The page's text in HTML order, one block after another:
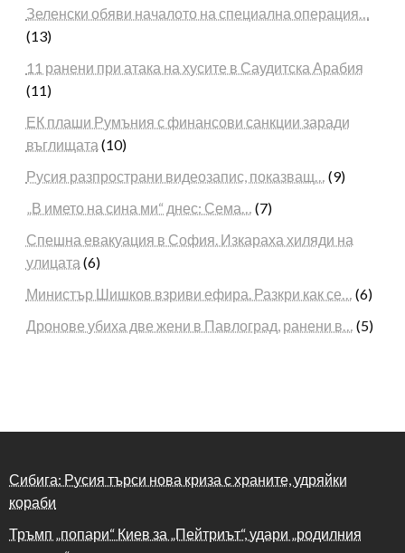
Зеленски обяви началото на специална операция…
(13)
11 ранени при атака на хусите в Саудитска Арабия
(11)
ЕК плаши Румъния с финансови санкции заради
въглищата (10)
Русия разпространи видеозапис, показващ… (9)
„В името на сина ми“ днес: Сема… (7)
Спешна евакуация в София. Изкараха хиляди на
улицата (6)
Министър Шишков взриви ефира. Разкри как се… (6)
Дронове убиха две жени в Павлоград, ранени в… (5)
Сибига: Русия търси нова криза с храните, удряйки
кораби
Тръмп „попари“ Киев за „Пейтриът“, удари „родилния